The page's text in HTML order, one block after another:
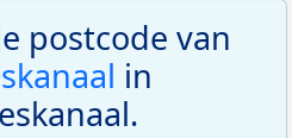
postcode van
in